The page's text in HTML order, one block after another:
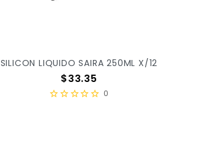
SILICON LIQUIDO SAIRA 250ML X/12
Precio
$33.35
0